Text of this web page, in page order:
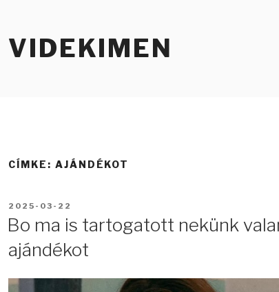
VIDEKIMEN
CÍMKE: AJÁNDÉKOT
BEKÜLDVE:
2025-03-22
Bo ma is tartogatott nekünk
ajándékot